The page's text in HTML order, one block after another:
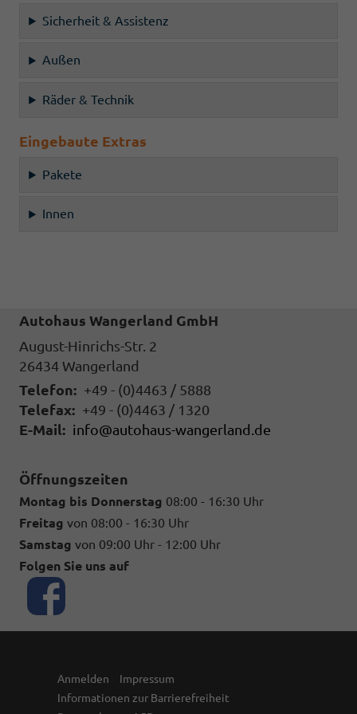
Sicherheit & Assistenz
Außen
Räder & Technik
Eingebaute Extras
Pakete
Innen
Autohaus Wangerland GmbH
August-Hinrichs-Str. 2
26434 Wangerland
Telefon: +49 - (0)4463 / 5888
Telefax: +49 - (0)4463 / 1320
E-Mail: info@autohaus-wangerland.de
Öffnungszeiten
Montag bis Donnerstag 08:00 - 16:30 Uhr
Freitag von 08:00 - 16:30 Uhr
Samstag von 09:00 Uhr - 12:00 Uhr
Folgen Sie uns auf
Anmelden
Impressum
Informationen zur Barrierefreiheit